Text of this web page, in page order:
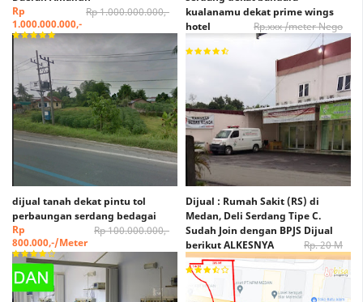
Rp 1.000.000.000,-
Rp
1.000.000.000,-
kualanamu dekat prime wings
hotel
Rp.xxx /meter Nego
Rp. xxx /Meter Nego
dijual tanah dekat pintu tol
perbaungan serdang bedagai
Rp 100.000.000,-
Rp
800.000,-/Meter
Dijual : Rumah Sakit (RS) di
Medan, Deli Serdang Tipe C.
Sudah Join dengan BPJS Dijual
berikut ALKESNYA
Rp. 20 M
Rp. 15 M (Nego)